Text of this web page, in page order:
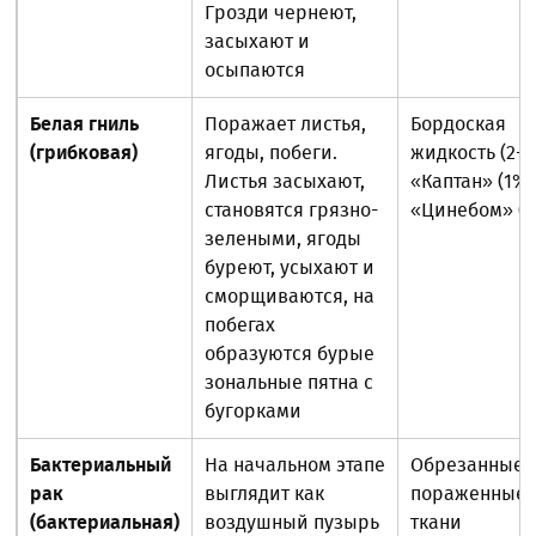
Грозди чернеют,
засыхают и
осыпаются
Белая гниль
(грибковая)
Поражает листья,
ягоды, побеги.
Листья засыхают,
становятся грязно-
зелеными, ягоды
буреют, усыхают и
сморщиваются, на
побегах
образуются бурые
зональные пятна с
бугорками
Бордоская
жидкость (2-
«Каптан»
«Цинебом»
Бактериальный
рак
(бактериальная)
На начальном этапе
выглядит как
воздушный пузырь
Обрезанные
пораженные
ткани